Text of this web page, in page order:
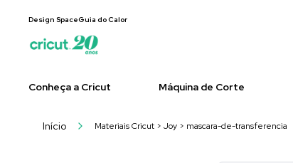
Design SpaceGuia do Calor
Conheça a Cricut Máquina de Corte
Início Materiais Cricut > Joy > mascara-de-transferencia